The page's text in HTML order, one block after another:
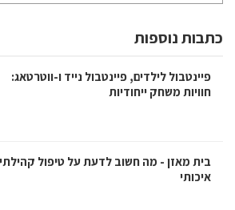
כתבות נוספות
פיינטבול לילדים, פיינטבול נייד ו-ווטרטאג:
חוויות משחק ייחודיות
בית מאזן - מה חשוב לדעת על טיפול קהילתי
איכותי